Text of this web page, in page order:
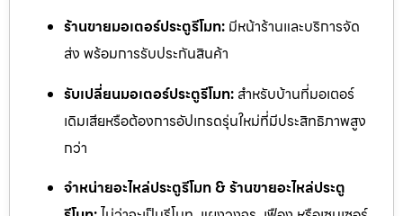
ร้านขายมอเตอร์ประตูรีโมท: มีหน้าร้านและบริการจัด
ส่ง พร้อมการรับประกันสินค้า
รับเปลี่ยนมอเตอร์ประตูรีโมท: สำหรับบ้านที่มอเตอร์
เดิมเสียหรือต้องการอัปเกรดรุ่นใหม่ที่มีประสิทธิภาพสูง
กว่า
จำหน่ายอะไหล่ประตูรีโมท & ร้านขายอะไหล่ประตู